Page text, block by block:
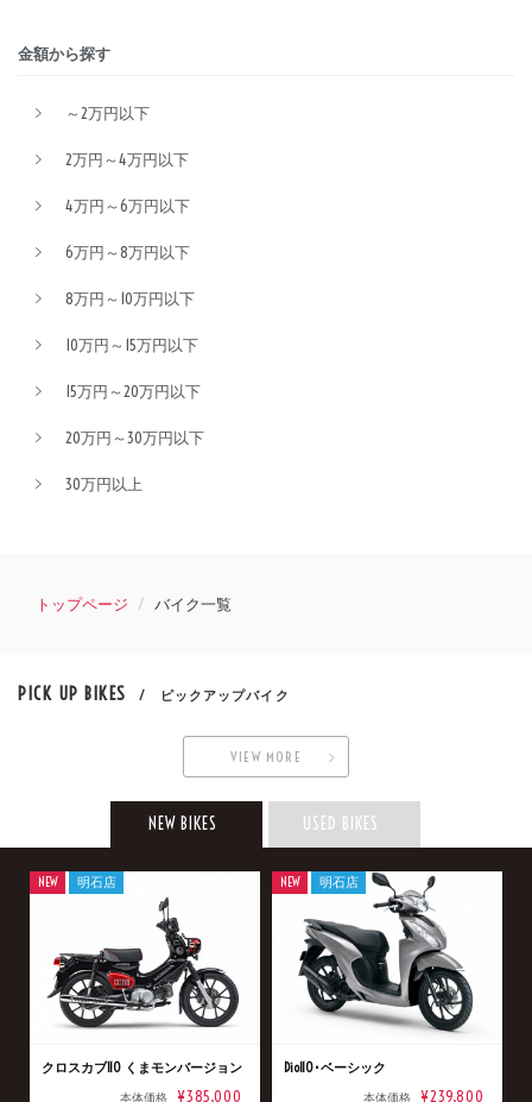
金額から探す
～2万円以下
2万円～4万円以下
4万円～6万円以下
6万円～8万円以下
8万円～10万円以下
10万円～15万円以下
15万円～20万円以下
20万円～30万円以下
30万円以上
トップページ バイク一覧
PICK UP BIKES / ピックアップバイク
VIEW MORE
NEW BIKES USED BIKES
クロスカブ110 くまモンバージョン
本体価格 ¥385,000
NEW 明石店
Dio110･ベーシック
本体価格 ¥239,800
NEW 明石店